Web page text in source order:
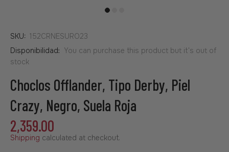
SKU: 152CRNESURO23
Disponibilidad: You can purchase this product but it's out of
stock
Choclos Offlander, Tipo Derby, Piel
Crazy, Negro, Suela Roja
2,359.00
Shipping calculated at checkout.